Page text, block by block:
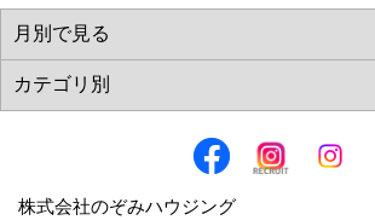
株式会社のぞみハウジング